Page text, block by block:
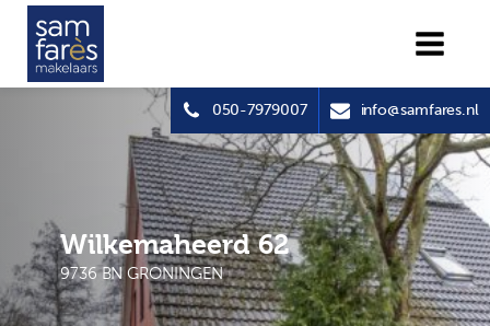
050-7979007 info@samfares.nl
Wilkemaheerd 62
9736 BN GRONINGEN